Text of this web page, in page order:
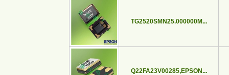
TG2520SMN25.000000M...
Q22FA23V00285,EPSON...